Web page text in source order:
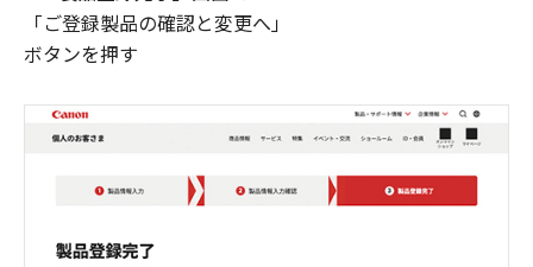
「ご登録製品の確認と変更へ」
ボタンを押す